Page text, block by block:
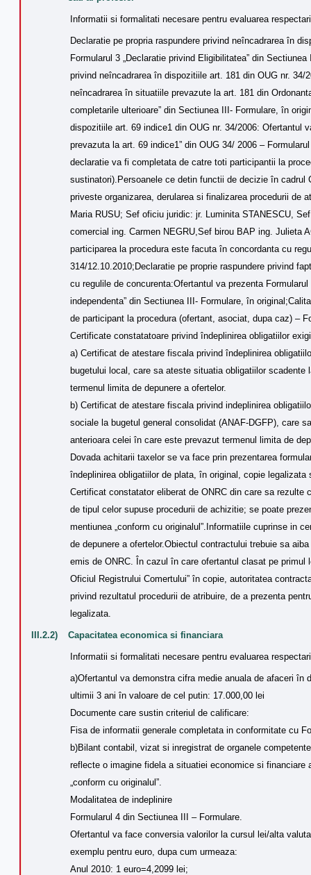
Informatii si formalitati necesare pentru evaluarea
Declaratie pe propria raspundere privind neîncadrarea în
Formularul 3 „Declaratie privind Eligibilitatea” din
privind neîncadrarea în dispozitiile art. 181 din OUG nr. 34/
neîncadrarea în situatiile prevazute la art. 181 din
completarile ulterioare” din Sectiunea III- Formulare, în
dispozitiile art. 69 indice1 din OUG nr. 34/2006: Ofertantul
prevazuta la art. 69 indice1” din OUG 34/ 2006 –
declaratie va fi completata de catre toti participantii la
sustinatori).Persoanele ce detin functii de decizie în cadrul
priveste organizarea, derularea si finalizarea procedurii de
Maria RUSU; Sef oficiu juridic: jr. Luminita STANESCU,
comercial ing. Carmen NEGRU,Sef birou BAP ing. Julieta
participarea la procedura este facuta în concordanta cu
314/12.10.2010;Declaratie pe proprie raspundere privind
cu regulile de concurenta:Ofertantul va prezenta
independenta” din Sectiunea III- Formulare, în
de participant la procedura (ofertant, asociat, dupa caz) –
Certificate constatatoare privind îndeplinirea obligatiilor
a) Certificat de atestare fiscala privind îndeplinirea
bugetului local, care sa ateste situatia obligatiilor
termenul limita de depunere a ofertelor.
b) Certificat de atestare fiscala privind indeplinirea
sociale la bugetul general consolidat (ANAF-DGFP), care
anterioara celei în care este prevazut termenul limita de
Dovada achitarii taxelor se va face prin prezentarea
îndeplinirea obligatiilor de plata, în original, copie
Certificat constatator eliberat de ONRC din care sa
de tipul celor supuse procedurii de achizitie; se poate
mentiunea „conform cu originalul”.Informatiile cuprinse in
de depunere a ofertelor.Obiectul contractului trebuie sa
emis de ONRC. În cazul în care ofertantul clasat pe
Oficiul Registrului Comertului” în copie, autoritatea
privind rezultatul procedurii de atribuire, de a prezenta
legalizata.
III.2.2) Capacitatea economica si financiara
Informatii si formalitati necesare pentru evaluarea
a)Ofertantul va demonstra cifra medie anuala de afaceri
ultimii 3 ani în valoare de cel putin: 17.000,00 lei
Documente care sustin criteriul de calificare:
Fisa de informatii generale completata in conformitate cu
b)Bilant contabil, vizat si inregistrat de organele
reflecte o imagine fidela a situatiei economice si
„conform cu originalul”.
Modalitatea de indeplinire
Formularul 4 din Sectiunea III – Formulare.
Ofertantul va face conversia valorilor la cursul lei/alta
exemplu pentru euro, dupa cum urmeaza:
Anul 2010: 1 euro=4,2099 lei;